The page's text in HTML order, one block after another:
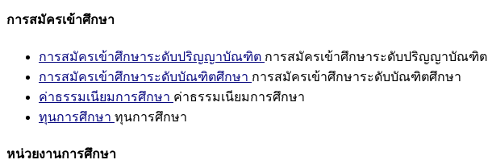
การสมัครเข้าศึกษา
การสมัครเข้าศึกษาระดับปริญญาบัณฑิต การสมัครเข้าศึกษาระดับปริญญาบัณฑิต
การสมัครเข้าศึกษาระดับบัณฑิตศึกษา การสมัครเข้าศึกษาระดับบัณฑิตศึกษา
ค่าธรรมเนียมการศึกษา ค่าธรรมเนียมการศึกษา
ทุนการศึกษา ทุนการศึกษา
หน่วยงานการศึกษา